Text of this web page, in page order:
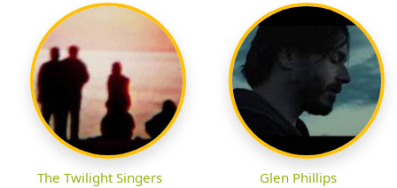
The Twilight Singers Glen Phillips